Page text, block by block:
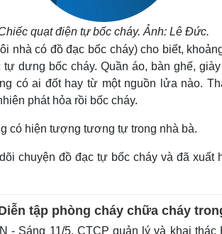
quạt điện tự bốc cháy. Ảnh: Lê Đức.
nhà có đồ đạc bốc cháy) cho biết,
dưng bốc cháy. Quần áo, bàn ghế,
có ai đốt hay từ một nguồn lửa nào.
phát hỏa rồi bốc cháy.
có hiện tượng tương tự trong nhà bà.
chuyện đồ đạc tự bốc cháy và đã
tập phòng cháy chữa cháy
- Sáng 11/5, CTCP quản lý và khai